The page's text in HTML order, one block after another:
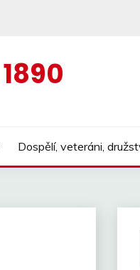
Dospělí, veteráni,